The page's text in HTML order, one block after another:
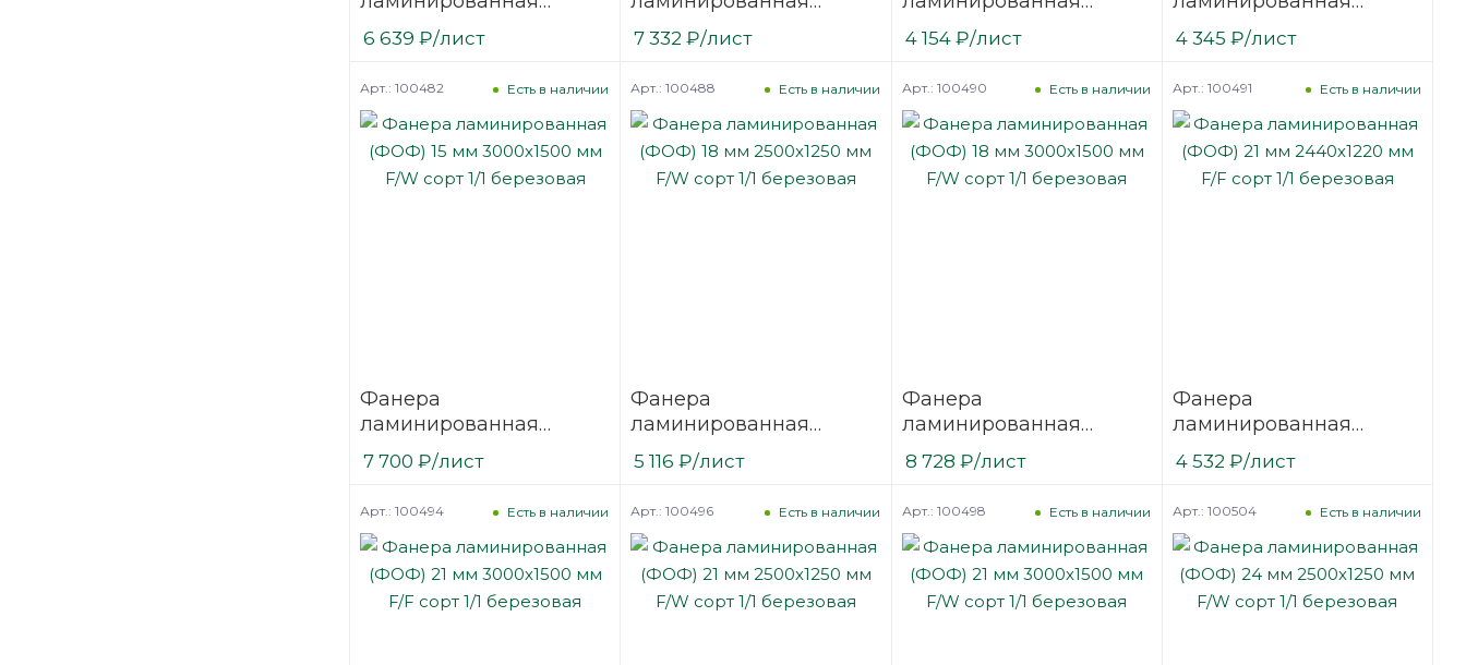
(ФОФ) 12 мм 3000х1500
мм F/W сорт 1/1
6 639 ₽/лист
(ФОФ) 15 мм 3000х1500
мм F/F сорт 1/1
7 332 ₽/лист
(ФОФ) 15 мм 2500х1250
мм F/F сорт 1/1
4 154₽/лист
(ФОФ) 15 мм 2500х1250
мм F/W сорт 1/1
4 345 ₽/лист
Фанера
ламинированная
(ФОФ) 15 мм 3000х1500
мм F/W сорт 1/1
Есть в наличии
Арт.: 100482
7 700 ₽/лист
Фанера
ламинированная
(ФОФ) 18 мм 2500х1250
мм F/W сорт 1/1
Есть в наличии
Арт.: 100488
5 116 ₽/лист
Фанера
ламинированная
(ФОФ) 18 мм 3000х1500
мм F/W сорт 1/1
Есть в наличии
Арт.: 100490
8 728 ₽/лист
Фанера
ламинированная
(ФОФ) 21 мм 2440х1220
мм F/F сорт 1/1
Есть в наличии
Арт.: 100491
4 532 ₽/лист
Есть в наличии
Арт.: 100494 Есть в наличии
Арт.: 100496 Есть в наличии
Арт.: 100498 Есть в наличии
Арт.: 100504